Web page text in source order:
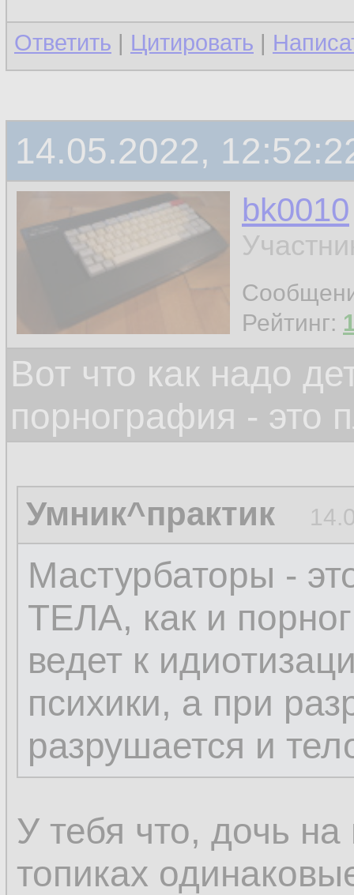
Ответить | Цитировать |
14.05.2022,
bk0010
Рейтинг:
Вот что как надо
порнография - это
Умник^практик
Мастурбаторы -
ТЕЛА, как и
ведет к
психики, а при
разрушается и
У тебя что, дочь
топиках